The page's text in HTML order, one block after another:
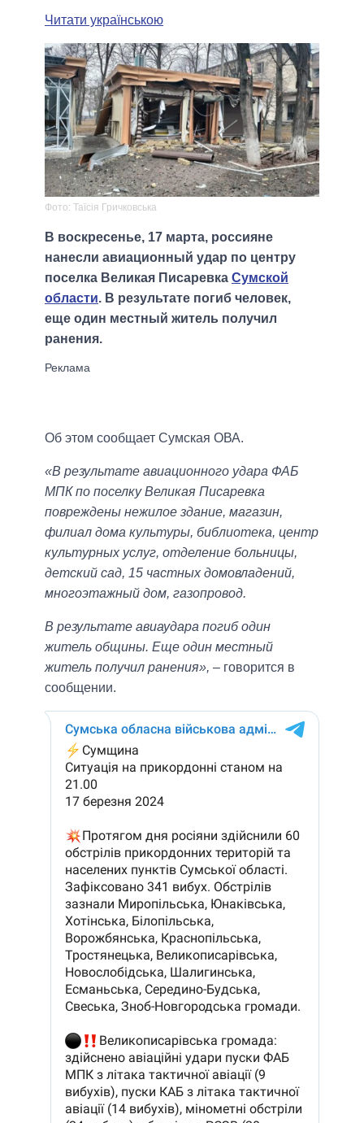
Читати українською
Фото: Таїсія Гричковська
В воскресенье, 17 марта, россияне
нанесли авиационный удар по центру
поселка Великая Писаревка Сумской
области. В результате погиб человек,
еще один местный житель получил
ранения.
Об этом сообщает Сумская ОВА.
«В результате авиационного удара ФАБ
МПК по поселку Великая Писаревка
повреждены нежилое здание, магазин,
филиал дома культуры, библиотека, центр
культурных услуг, отделение больницы,
детский сад, 15 частных домовладений,
многоэтажный дом, газопровод.
В результате авиаудара погиб один
житель общины. Еще один местный
житель получил ранения», – говорится в
сообщении.